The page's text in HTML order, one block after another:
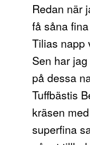
Redan när
få såna
Tilias napp
Sen har
på dessa
Tuffbästis
kräsen
superfina